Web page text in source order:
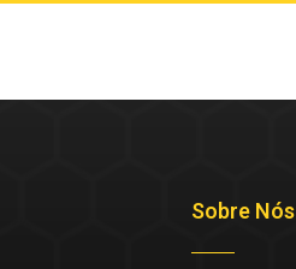
Sobre Nós